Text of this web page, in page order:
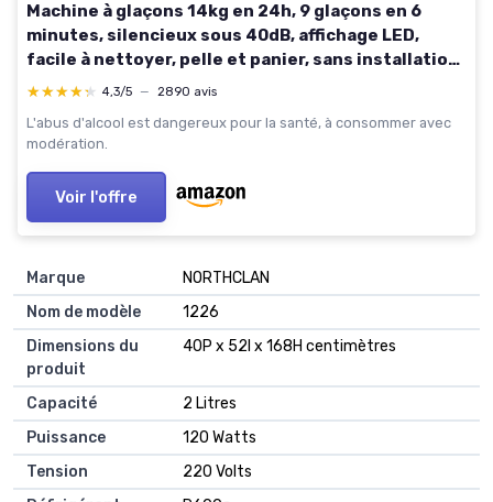
Machine à glaçons 14kg en 24h, 9 glaçons en 6
minutes, silencieux sous 40dB, affichage LED,
facile à nettoyer, pelle et panier, sans installation,
sur comptoir, pour la maison/cuisine (Argent)
★★★★★
★★★★★ 4,3/5 — 2890 avis
L'abus d'alcool est dangereux pour la santé, à consommer avec
modération.
Voir l'offre
Marque
NORTHCLAN
Nom de modèle
1226
Dimensions du
produit
40P x 52l x 168H centimètres
Capacité
2 Litres
Puissance
120 Watts
Tension
220 Volts